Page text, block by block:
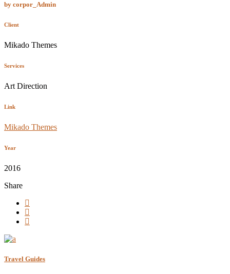
by corpor_Admin
Client
Mikado Themes
Services
Art Direction
Link
Mikado Themes
Year
2016
Share
Travel Guides